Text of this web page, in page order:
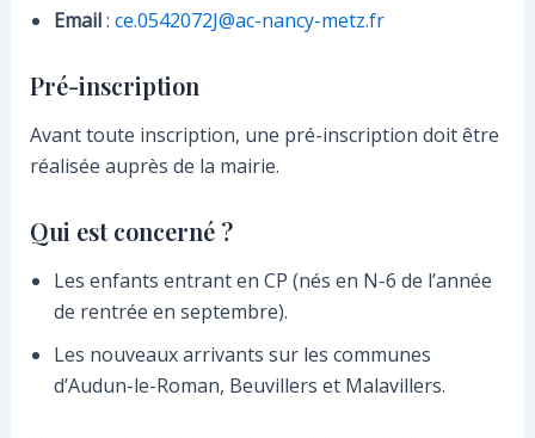
Email: ce.0542072J@ac-nancy-metz.fr
Pré-inscription
Avant toute inscription, une pré-inscription doit être
réalisée auprès de la mairie.
Qui est concerné ?
Les enfants entrant en CP (nés en N-6 de l’année
de rentrée en septembre).
Les nouveaux arrivants sur les communes
d’Audun-le-Roman, Beuvillers et Malavillers.